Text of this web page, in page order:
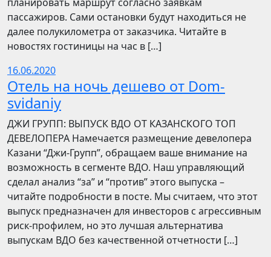
пассажиров. Сами остановки будут находиться не
далее полукилометра от заказчика. Читайте в
новостях гостиницы на час в […]
16.06.2020
Отель на ночь дешево от Dom-
svidaniy
​​ДЖИ ГРУПП: ВЫПУСК ВДО ОТ КАЗАНСКОГО ТОП
ДЕВЕЛОПЕРА Намечается размещение девелопера
Казани “Джи-Групп”, обращаем ваше внимание на
возможность в сегменте ВДО. Наш управляющий
сделал анализ “за” и “против” этого выпуска –
читайте подробности в посте. Мы считаем, что этот
выпуск предназначен для инвесторов с агрессивным
риск-профилем, но это лучшая альтернатива
выпускам ВДО без качественной отчетности […]